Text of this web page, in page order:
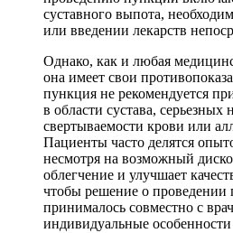
суставного выпота,
или введении лекарств
Однако, как и любая
она имеет свои
пункция не рекомендуется
в области сустава, серьезных
свертываемости крови или
Пациенты часто делятся
несмотря на возможный
облегчение и улучшает
чтобы решение о проведении
принималось совместно с
индивидуальные